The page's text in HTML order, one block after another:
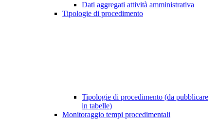
Dati aggregati attività amministrativa
Tipologie di procedimento
Tipologie di procedimento (da pubblicare
in tabelle)
Monitoraggio tempi procedimentali